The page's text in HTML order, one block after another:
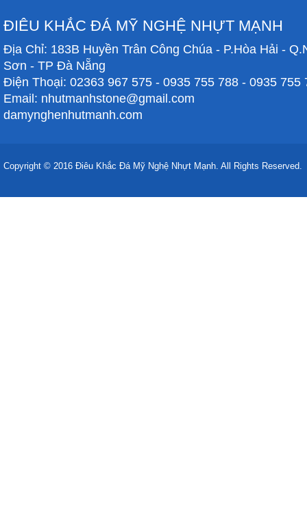
ĐIÊU KHẮC ĐÁ MỸ NGHỆ NHỰT MẠNH
Địa Chỉ: 183B Huyền Trân Công Chúa - P.Hòa Hải -
Sơn - TP Đà Nẵng
Điện Thoại: 02363 967 575 - 0935 755 788 - 0935 755
Email: nhutmanhstone@gmail.com
damynghenhutmanh.com
Copyright © 2016 Điêu Khắc Đá Mỹ Nghệ Nhựt Mạnh. All Rights Reserved.